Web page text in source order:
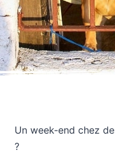
Un week-end chez
?